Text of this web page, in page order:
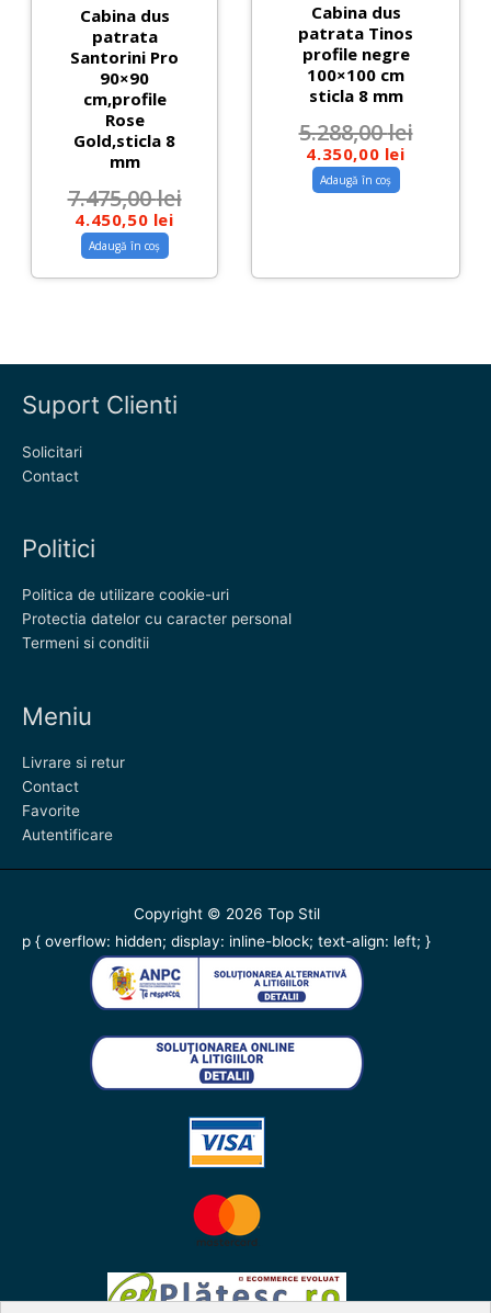
Cabina dus
patrata
Santorini Pro
90×90
cm,profile
Rose
Gold,sticla 8
mm
7.475,00lei
4.450,50 lei
Adaugă în coș
Cabina dus
patrata Tinos
profile negre
100×100 cm
sticla 8 mm
5.288,00lei
4.350,00 lei
Adaugă în coș
Suport Clienti
Solicitari
Contact
Politici
Politica de utilizare cookie-uri
Protectia datelor cu caracter personal
Termeni si conditii
Meniu
Livrare si retur
Contact
Favorite
Autentificare
Copyright © 2026 Top Stil
p { overflow: hidden; display: inline-block; text-align: left; }